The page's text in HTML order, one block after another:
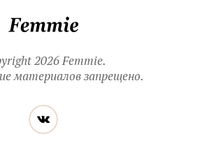
2026 Femmie.
материалов запрещено.
Читайте
нас
в социальных